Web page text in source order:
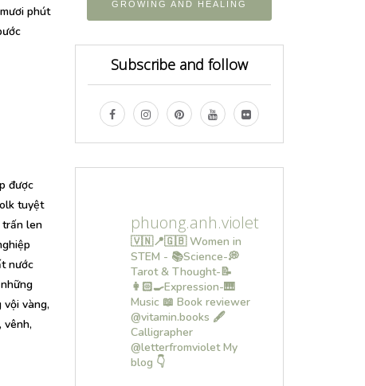
phút
được
tuyệt
trấn len
nước
vội vàng,
vênh,
GROWING AND HEALING
Subscribe and follow
phuong.anh.violet
🇻🇳📍🇬🇧 Women in
STEM - 📚Science-💭
Tarot & Thought-📝
👩🏻‍🍳Expression-🎹
Music 📖 Book reviewer
@vitamin.books 🖋
Calligrapher
@letterfromvioletMy
blog 👇